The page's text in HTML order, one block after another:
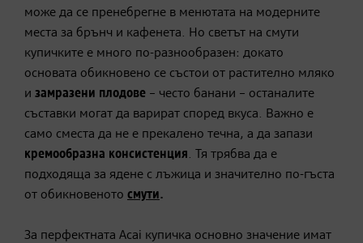
може да се пренебрегне в менютата на модерните
места за брънч и кафенета. Но светът на смути
купичките е много по-разнообразен: докато
основата обикновено се състои от растително мляко
и замразени плодове – често банани – останалите
съставки могат да варират според вкуса. Важно е
само сместа да не е прекалено течна, а да запази
кремообразна консистенция. Тя трябва да е
подходяща за ядене с лъжица и значително по-гъста
от обикновеното смути.
За перфектната Acai купичка основно значение имат